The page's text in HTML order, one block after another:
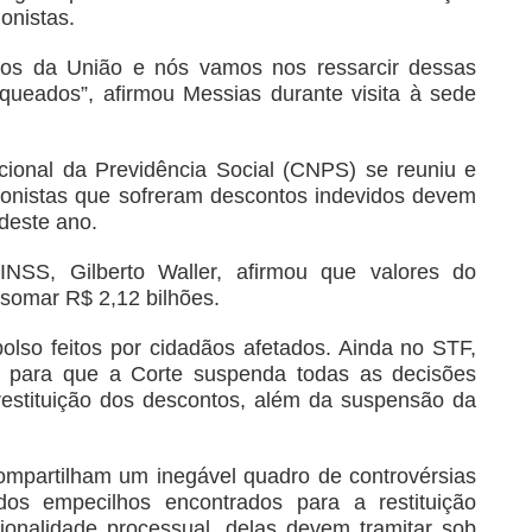
da União e nós vamos nos ressarcir dessas
afirmou Messias durante visita à sede
da Previdência Social (CNPS) se reuniu e
que sofreram descontos indevidos devem
ano.
Gilberto Waller, afirmou que valores do
R$ 2,12 bilhões.
feitos por cidadãos afetados. Ainda no STF,
que a Corte suspenda todas as decisões
dos descontos, além da suspensão da
um inegável quadro de controvérsias
empecilhos encontrados para a restituição